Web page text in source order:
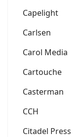
Capelight
Carlsen
Carol Media
Cartouche
Casterman
CCH
Citadel Press